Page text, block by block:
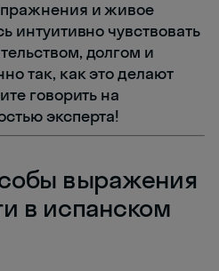
и живое
интуитивно чувствовать
долгом и
так, как это делают
говорить на
эксперта!
выражения
в испанском